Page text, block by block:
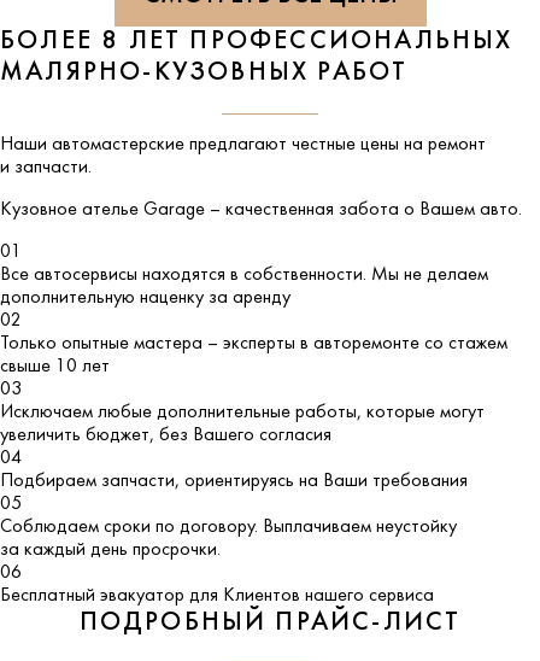
БОЛЕЕ 8 ЛЕТ ПРОФЕССИОНАЛЬНЫХ
МАЛЯРНО-КУЗОВНЫХ РАБОТ
Наши автомастерские предлагают честные цены на ремонт
и запчасти.
Кузовное ателье Garage – качественная забота о Вашем авто.
01
Все автосервисы находятся в собственности. Мы не делаем
дополнительную наценку за аренду
02
Только опытные мастера – эксперты в авторемонте со стажем
свыше 10 лет
03
Исключаем любые дополнительные работы, которые могут
увеличить бюджет, без Вашего согласия
04
Подбираем запчасти, ориентируясь на Ваши требования
05
Соблюдаем сроки по договору. Выплачиваем неустойку
за каждый день просрочки.
06
Бесплатный эвакуатор для Клиентов нашего сервиса
ПОДРОБНЫЙ ПРАЙС-ЛИСТ